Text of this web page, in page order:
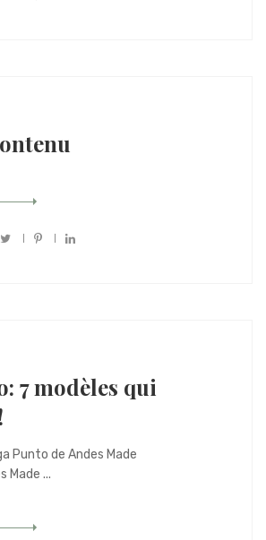
7 modèles qui
Punto de Andes Made
Made ...